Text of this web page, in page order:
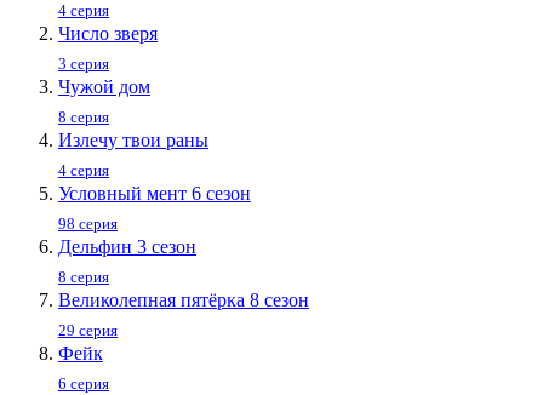
4 серия
Число зверя
3 серия
Чужой дом
8 серия
Излечу твои раны
4 серия
Условный мент 6 сезон
98 серия
Дельфин 3 сезон
8 серия
Великолепная пятёрка 8 сезон
29 серия
Фейк
6 серия